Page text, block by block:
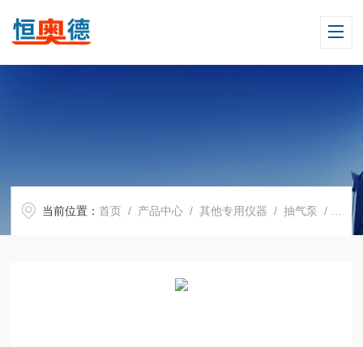
当前位置：首页 / 产品中心 /其他专用仪器 /抽气泵 / H13177小流量真空泵